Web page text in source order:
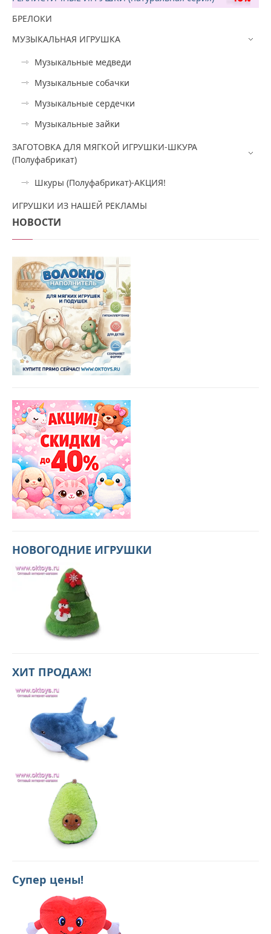
БРЕЛОКИ
МУЗЫКАЛЬНАЯ ИГРУШКА
Музыкальные медведи
Музыкальные собачки
Музыкальные сердечки
Музыкальные зайки
ЗАГОТОВКА ДЛЯ МЯГКОЙ ИГРУШКИ-ШКУРА
(Полуфабрикат)
Шкуры (Полуфабрикат)-АКЦИЯ!
ИГРУШКИ ИЗ НАШЕЙ РЕКЛАМЫ
НОВОСТИ
НОВОГОДНИЕ ИГРУШКИ
ХИТ ПРОДАЖ!
Супер цены!